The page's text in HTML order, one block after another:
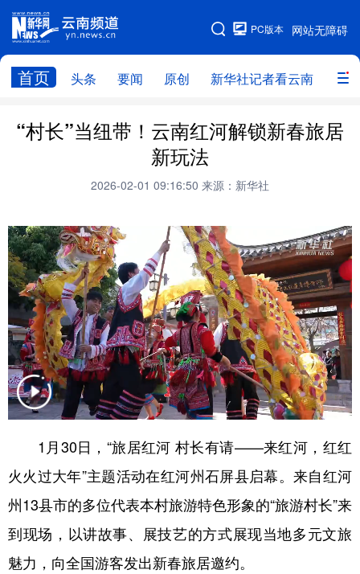
网站无障碍
PC版本
首页 头条 要闻 原创 新华社记者看云南 政务
网站地图
头条 云南要闻 本网原创
政务
云南省领导报道集
州市
社会
图片
经济 服务 云南故事
云南青年说 趣看文物
“村长”当纽带！云南红河解锁新春旅居
新玩法
2026-02-01 09:16:50 来源：新华社
1月30日，“旅居红河 村长有请——来红河，红红
火火过大年”主题活动在红河州石屏县启幕。来自红河
州13县市的多位代表本村旅游特色形象的“旅游村长”来
到现场，以讲故事、展技艺的方式展现当地多元文旅
魅力，向全国游客发出新春旅居邀约。